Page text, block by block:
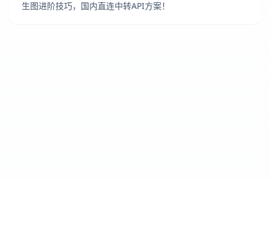
生图进阶技巧，国内直连中转API方案！